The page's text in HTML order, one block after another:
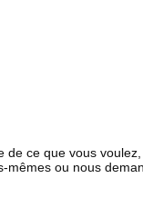
ce que vous
ou nous